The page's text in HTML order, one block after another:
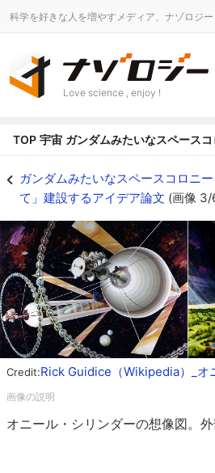
科学を好きな人を増やすメディア、ナゾロジー
Love science , enjoy !
TOP 宇宙 ガンダムみたいなスペース
ガンダムみたいなスペースコロニ
て」建設するアイデア論文 (画像 3/
Credit:Rick Guidice（Wikipedia）_オ
オニール・シリンダーの想像図。外